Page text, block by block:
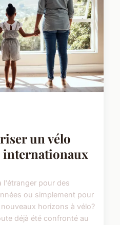
un vélo
internationaux
l'étranger pour des
ou simplement pour
horizons à vélo?
déjà été confronté au